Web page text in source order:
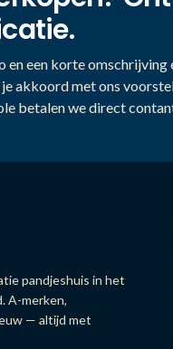
en een korte
akkoord met ons
betalen we direct
pandjeshuis in het
A-merken,
— altijd met